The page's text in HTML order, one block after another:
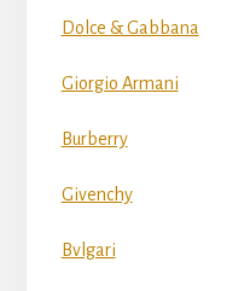
Dolce & Gabbana
Giorgio Armani
Burberry
Givenchy
Bvlgari